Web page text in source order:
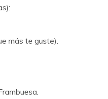
más te guste).